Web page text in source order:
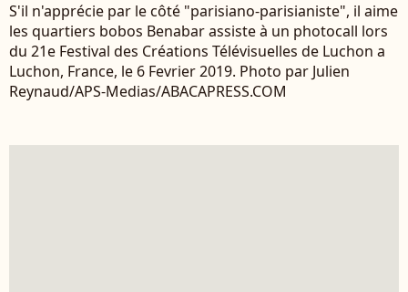
S'il n'apprécie par le côté "parisiano-parisianiste", il aime
les quartiers bobos Benabar assiste à un photocall lors
du 21e Festival des Créations Télévisuelles de Luchon a
Luchon, France, le 6 Fevrier 2019. Photo par Julien
Reynaud/APS-Medias/ABACAPRESS.COM